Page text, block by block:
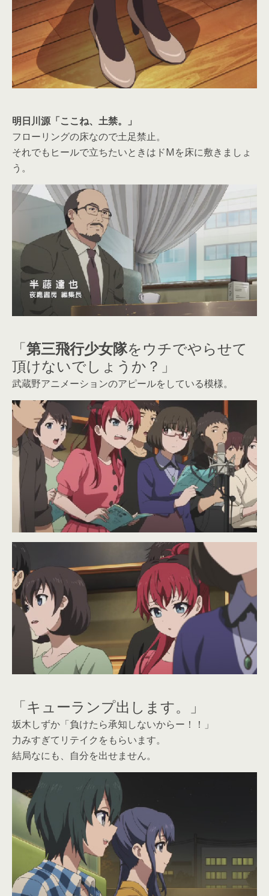
明日川源「ここね、土禁。」
フローリングの床なので土足禁止。
それでもヒールで立ちたいときはドMを床に敷きましょ
う。
「第三飛行少女隊をウチでやらせて
頂けないでしょうか？」
武蔵野アニメーションのアピールをしている模様。
「キューランプ出します。」
坂木しずか「負けたら承知しないからー！！」
力みすぎてリテイクをもらいます。
結局なにも、自分を出せません。